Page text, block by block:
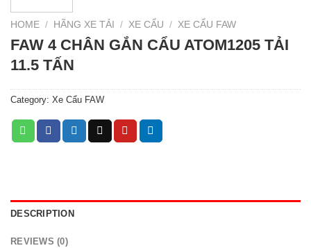
HOME / HÃNG XE TẢI / XE CẨU / XE CẨU FAW
FAW 4 CHÂN GẮN CẨU ATOM1205 TẢI
11.5 TẤN
Category: Xe Cẩu FAW
DESCRIPTION
REVIEWS (0)